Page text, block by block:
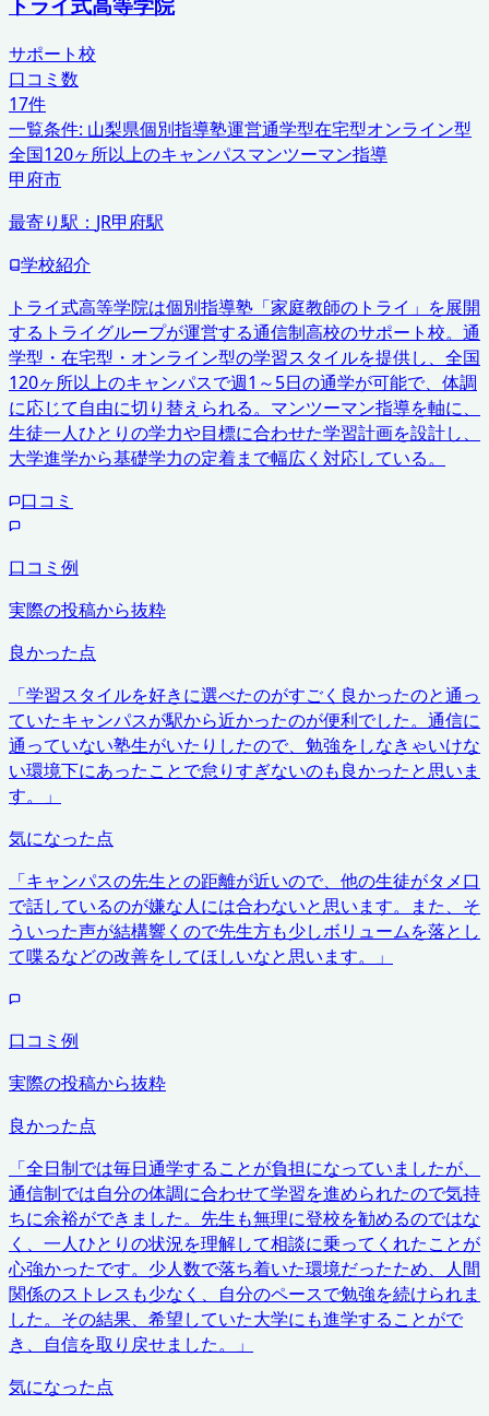
サポート校
口コミ数
17件
一覧条件: 山梨県個別指導塾運営通学型在宅型オンライン型
全国120ヶ所以上のキャンパスマンツーマン指導
甲府市
最寄り駅： JR甲府駅
学校紹介
トライ式高等学院は個別指導塾「家庭教師のトライ」を展開
するトライグループが運営する通信制高校のサポート校。通
学型・在宅型・オンライン型の学習スタイルを提供し、全国
120ヶ所以上のキャンパスで週1～5日の通学が可能で、体調
に応じて自由に切り替えられる。マンツーマン指導を軸に、
生徒一人ひとりの学力や目標に合わせた学習計画を設計し、
大学進学から基礎学力の定着まで幅広く対応している。
口コミ
口コミ例
実際の投稿から抜粋
良かった点
「学習スタイルを好きに選べたのがすごく良かったのと通っ
ていたキャンパスが駅から近かったのが便利でした。通信に
通っていない塾生がいたりしたので、勉強をしなきゃいけな
い環境下にあったことで怠りすぎないのも良かったと思いま
す。
」
気になった点
「キャンパスの先生との距離が近いので、他の生徒がタメ口
で話しているのが嫌な人には合わないと思います。また、そ
ういった声が結構響くので先生方も少しボリュームを落とし
て喋るなどの改善をしてほしいなと思います。
」
口コミ例
実際の投稿から抜粋
良かった点
「全日制では毎日通学することが負担になっていましたが、
通信制では自分の体調に合わせて学習を進められたので気持
ちに余裕ができました。先生も無理に登校を勧めるのではな
く、一人ひとりの状況を理解して相談に乗ってくれたことが
心強かったです。少人数で落ち着いた環境だったため、人間
関係のストレスも少なく、自分のペースで勉強を続けられま
した。その結果、希望していた大学にも進学することがで
き、自信を取り戻せました。
」
気になった点